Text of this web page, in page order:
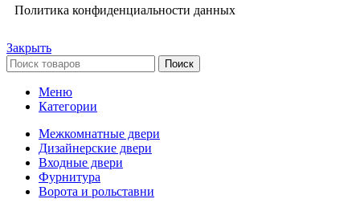
Политика конфиденциальности данных
Закрыть
Поиск
Меню
Категории
Межкомнатные двери
Дизайнерские двери
Входные двери
Фурнитура
Ворота и рольставни